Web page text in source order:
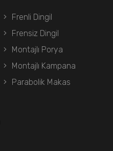
Frenli Dingil
Frensiz Dingil
Montajlı Porya
Montajlı Kampana
Parabolik Makas